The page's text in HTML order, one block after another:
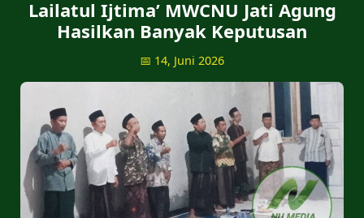
Lailatul Ijtima’ MWCNU Jati Agung
Hasilkan Banyak Keputusan
📅 14, Juni 2026